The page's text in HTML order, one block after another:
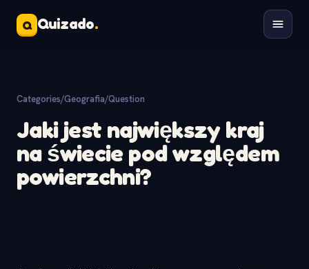
Q Quizado.
Categories/Geografia/Question
Jaki jest największy kraj
na świecie pod względem
powierzchni?